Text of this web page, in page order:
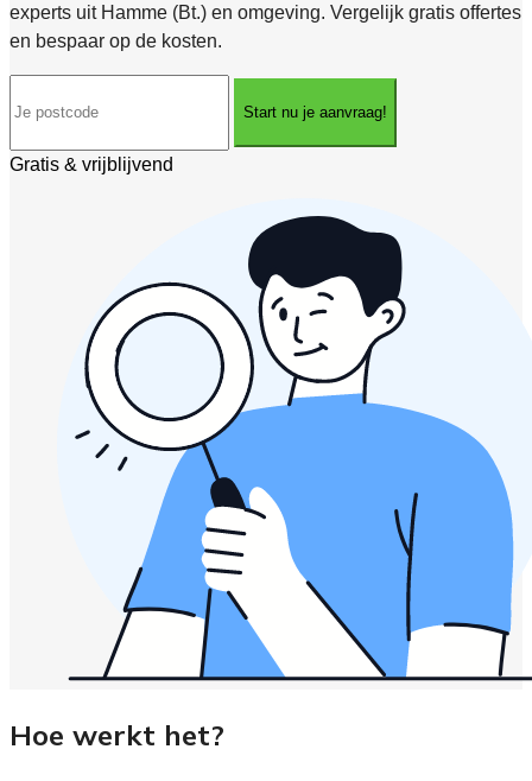
experts uit Hamme (Bt.) en omgeving. Vergelijk gratis offertes
en bespaar op de kosten.
Start nu je aanvraag!
Gratis & vrijblijvend
Hoe werkt het?